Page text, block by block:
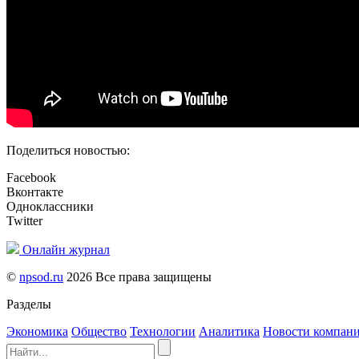
Поделиться новостью:
Facebook
Вконтакте
Одноклассники
Twitter
Онлайн журнал
© npsod.ru 2026 Все права защищены
Разделы
Экономика Общество Технологии Аналитика Новости